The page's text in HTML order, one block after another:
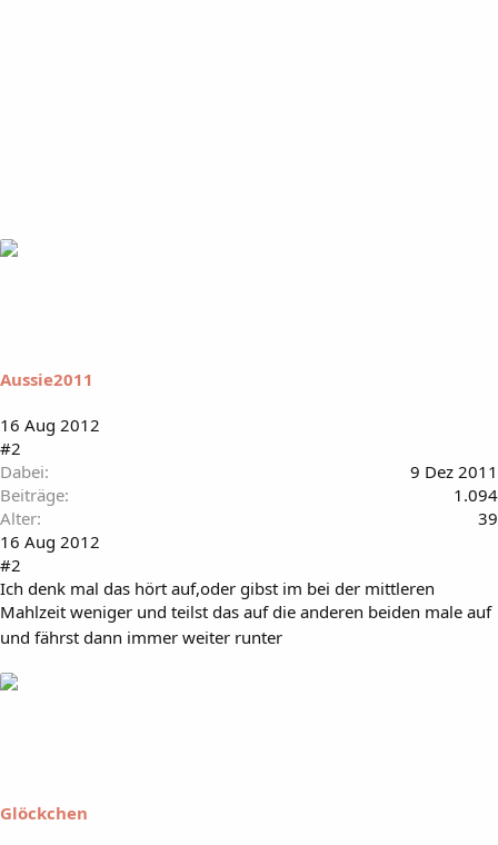
Aussie2011
16 Aug 2012
#2
Dabei
9 Dez 2011
Beiträge
1.094
Alter
39
16 Aug 2012
#2
Ich denk mal das hört auf,oder gibst im bei der mittleren
Mahlzeit weniger und teilst das auf die anderen beiden male auf
und fährst dann immer weiter runter
Glöckchen